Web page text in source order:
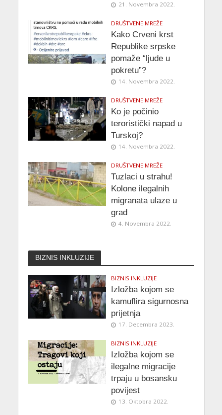
21. Novembra 2022.
DRUŠTVENE MREŽE
Kako Crveni krst
Republike srpske
pomaže “ljude u
pokretu”?
14. Novembra 2022.
DRUŠTVENE MREŽE
Ko je počinio
teroristički napad u
Turskoj?
14. Novembra 2022.
DRUŠTVENE MREŽE
Tuzlaci u strahu!
Kolone ilegalnih
migranata ulaze u
grad
4. Novembra 2022.
BIZNIS INKLUZIJE
BIZNIS INKLUZIJE
Izložba kojom se
kamuflira sigurnosna
prijetnja
17. Decembra 2023.
BIZNIS INKLUZIJE
Izložba kojom se
ilegalne migracije
trpaju u bosansku
povijest
13. Oktobra 2022.